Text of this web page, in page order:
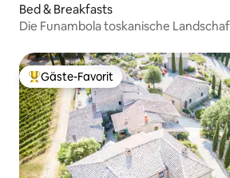
Bed & Breakfasts
Die Funambola toskanische
Beliebter Gäste-Favorit.
Gäste-Favorit